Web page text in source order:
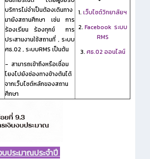
บริการไม่จำเป็นต้องเดินทาง
มายังสถานศึกษา เช่น การ
ร้องเรียน ร้องทุกข์ การ
ประสานงานใช้สถานที่ , ระบบ
ศธ.02 , ระบบRMS เป็นต้น
- สามารถเข้าถึงหรือเชื่อม
โยงไปยังช่องทางข้างต้นได้
จากเว็บไซต์หลักของสถาน
ศึกษา
1. เว็บไซต์วิทยาลัยฯ
2. Facebook ระบบ
RMS
3. ศธ.02 ออนไลน์
ประมาณประจำปี